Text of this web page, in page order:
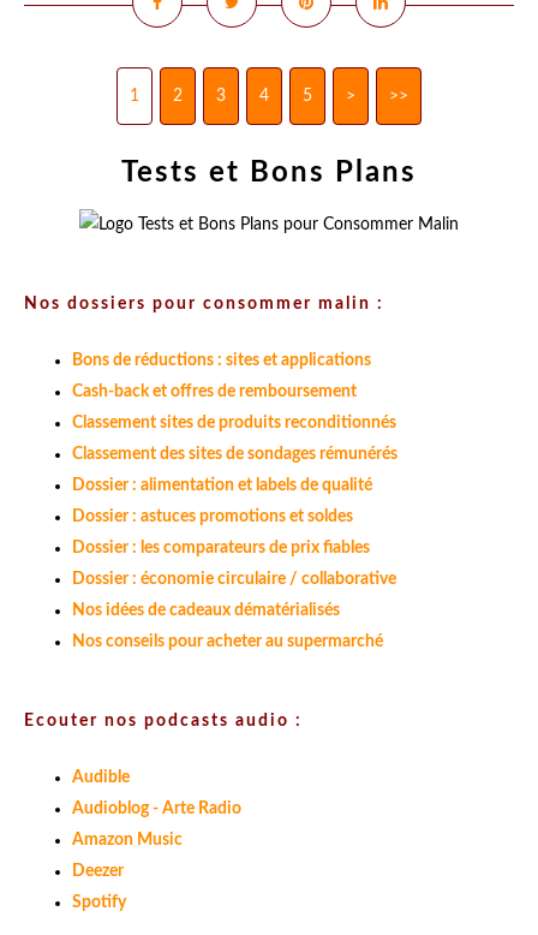
1 2 3 4 5 > >>
Tests et Bons Plans
Nos dossiers pour consommer malin :
Bons de réductions : sites et applications
Cash-back et offres de remboursement
Classement sites de produits reconditionnés
Classement des sites de sondages rémunérés
Dossier : alimentation et labels de qualité
Dossier : astuces promotions et soldes
Dossier : les comparateurs de prix fiables
Dossier : économie circulaire / collaborative
Nos idées de cadeaux dématérialisés
Nos conseils pour acheter au supermarché
Ecouter nos podcasts audio :
Audible
Audioblog - Arte Radio
Amazon Music
Deezer
Spotify